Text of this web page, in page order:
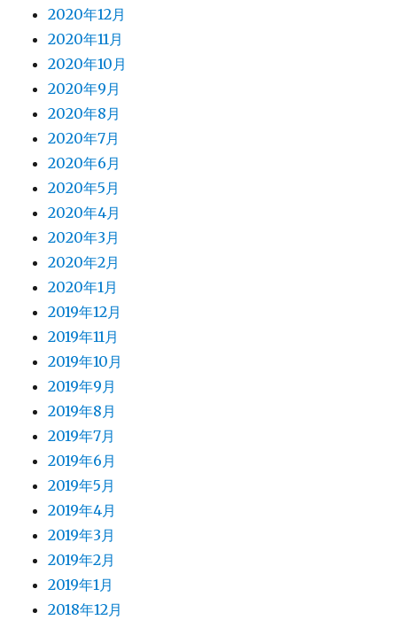
2020年12月
2020年11月
2020年10月
2020年9月
2020年8月
2020年7月
2020年6月
2020年5月
2020年4月
2020年3月
2020年2月
2020年1月
2019年12月
2019年11月
2019年10月
2019年9月
2019年8月
2019年7月
2019年6月
2019年5月
2019年4月
2019年3月
2019年2月
2019年1月
2018年12月